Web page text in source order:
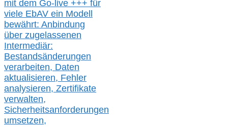
mit dem Go-live +++ für
viele EbAV ein Modell
bewährt: Anbindung
über zugelassenen
Intermediär:
Bestandsänderungen
verarbeiten, Daten
aktualisieren, Fehler
analysieren, Zertifikate
verwalten,
Sicherheitsanforderungen
umsetzen,